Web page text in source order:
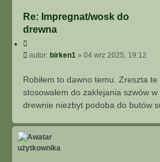
Re: Impregnat/wosk do
drewna
y
j
P
s
autor: birken1 » 04 wrz 2025, 19:12
Robiłem to dawno temu. Zreszta
stosowałem do zaklejania szwów
drewnie niezbyt podoba do butów